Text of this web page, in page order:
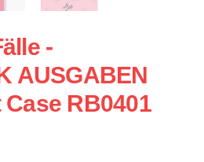
-
AUSGABEN
RB0401